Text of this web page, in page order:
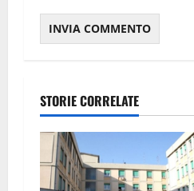
STORIE CORRELATE